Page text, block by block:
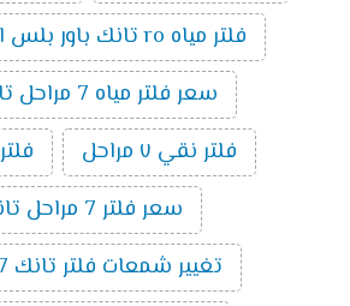
فلتر مياه ro تانك باور بلس ال7 مراحل
سعر فلتر مياه 7 مراحل تايواني
فلتر نقي ٧ مراحل
سعر فلتر 7 مراحل تانك
تغيير شمعات فلتر تانك 7 مراحل